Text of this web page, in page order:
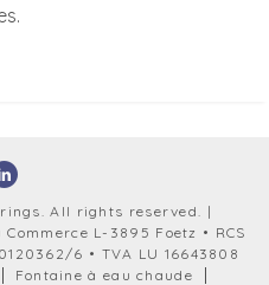
All rights reserved. |
L-3895 Foetz • RCS
6 • TVA LU 16643808
Fontaine à eau chaude